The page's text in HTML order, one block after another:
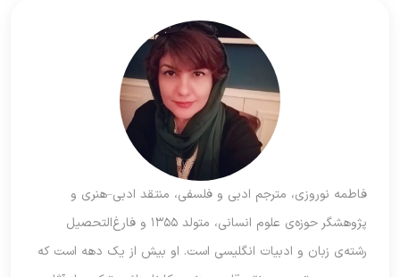
فاطمه نوروزی، مترجم ادبی و فلسفی، منتقد ادبی–هنری و
پژوهشگر حوزه‌ی علوم انسانی، متولد ۱۳۵۵ و فارغ‌التحصیل
رشته‌ی زبان و ادبیات انگلیسی است. او بیش از یک دهه است که